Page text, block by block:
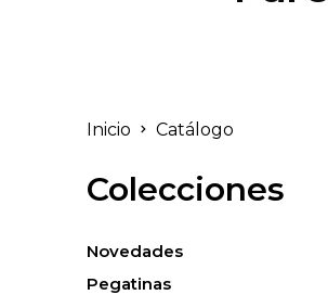
Inicio Catálogo
Colecciones
Novedades
Pegatinas